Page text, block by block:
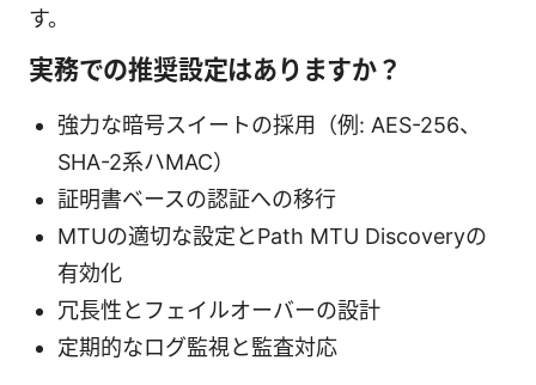
す。
実務での推奨設定はありますか？
強力な暗号スイートの採用（例: AES-256、
SHA-2系ハMAC）
証明書ベースの認証への移行
MTUの適切な設定とPath MTU Discoveryの
有効化
冗長性とフェイルオーバーの設計
定期的なログ監視と監査対応